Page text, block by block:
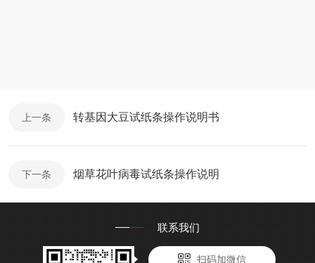
上一条 转基因大豆试纸条操作说明书
下一条 烟草花叶病毒试纸条操作说明
联系我们
扫码加微信